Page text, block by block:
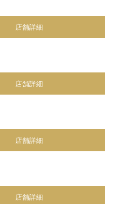
店舗詳細
店舗詳細
店舗詳細
店舗詳細